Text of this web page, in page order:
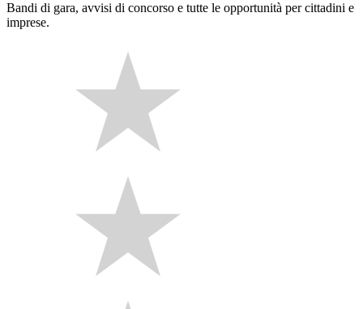
Bandi di gara, avvisi di concorso e tutte le opportunità per cittadini e
imprese.